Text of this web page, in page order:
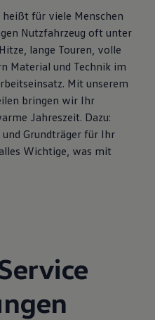
für viele Menschen
Nutzfahrzeug oft unter
lange Touren, volle
Material und Technik im
Mit unserem
bringen wir Ihr
Jahreszeit. Dazu:
Grundträger für Ihr
Wichtige, was mit